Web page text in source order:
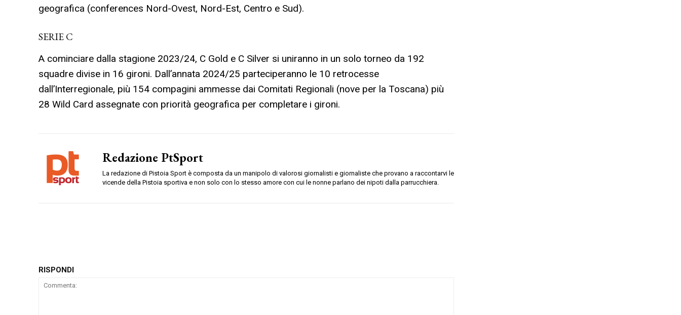
geografica (conferences Nord-Ovest, Nord-Est, Centro e Sud).
SERIE C
A cominciare dalla stagione 2023/24, C Gold e C Silver si uniranno in un solo torneo da 192
squadre divise in 16 gironi. Dall’annata 2024/25 parteciperanno le 10 retrocesse
dall’Interregionale, più 154 compagini ammesse dai Comitati Regionali (nove per la Toscana) più
28 Wild Card assegnate con priorità geografica per completare i gironi.
Redazione PtSport
La redazione di Pistoia Sport è composta da un manipolo di valorosi giornalisti e giornaliste che provano a raccontarvi le
vicende della Pistoia sportiva e non solo con lo stesso amore con cui le nonne parlano dei nipoti dalla parrucchiera.
RISPONDI